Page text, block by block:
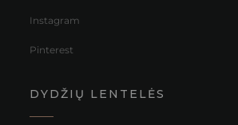
Instagram
Pinterest
DYDŽIŲ LENTELĖS